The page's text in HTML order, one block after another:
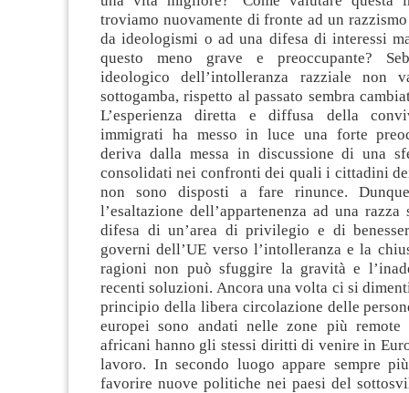
troviamo nuovamente di fronte ad un
da ideologismi o ad una difesa di interessi
questo meno grave e preoccupante?
ideologico dell’intolleranza razziale non
sottogamba, rispetto al passato sembra
L’esperienza diretta e diffusa della
immigrati ha messo in luce una forte
deriva dalla messa in discussione di una
consolidati nei confronti dei quali i cittadini
non sono disposti a fare rinunce.
l’esaltazione dell’appartenenza ad una
difesa di un’area di privilegio e di
governi dell’UE verso l’intolleranza e la
ragioni non può sfuggire la gravità e
recenti soluzioni. Ancora una volta ci si
principio della libera circolazione delle
europei sono andati nelle zone più
africani hanno gli stessi diritti di venire in
lavoro. In secondo luogo appare sempre
favorire nuove politiche nei paesi del